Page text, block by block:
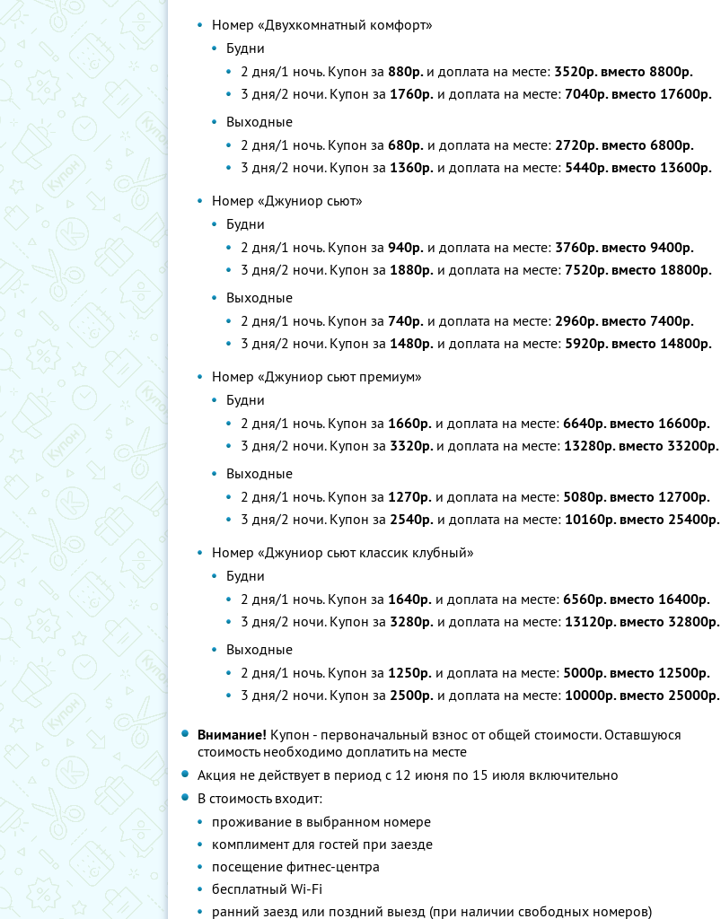
Номер «Двухкомнатный комфорт»
Будни
2 дня/1 ночь. Купон за 880р. и доплата на месте: 3520р. вместо 8800р.
3 дня/2 ночи. Купон за 1760р. и доплата на месте: 7040р. вместо 17600р.
Выходные
2 дня/1 ночь. Купон за 680р. и доплата на месте: 2720р. вместо 6800р.
3 дня/2 ночи. Купон за 1360р. и доплата на месте: 5440р. вместо 13600р.
Номер «Джуниор сьют»
Будни
2 дня/1 ночь. Купон за 940р. и доплата на месте: 3760р. вместо 9400р.
3 дня/2 ночи. Купон за 1880р. и доплата на месте: 7520р. вместо 18800р.
Выходные
2 дня/1 ночь. Купон за 740р. и доплата на месте: 2960р. вместо 7400р.
3 дня/2 ночи. Купон за 1480р. и доплата на месте: 5920р. вместо 14800р.
Номер «Джуниор сьют премиум»
Будни
2 дня/1 ночь. Купон за 1660р. и доплата на месте: 6640р. вместо 16600р.
3 дня/2 ночи. Купон за 3320р. и доплата на месте: 13280р. вместо 33200р.
Выходные
2 дня/1 ночь. Купон за 1270р. и доплата на месте: 5080р. вместо 12700р.
3 дня/2 ночи. Купон за 2540р. и доплата на месте: 10160р. вместо 25400р.
Номер «Джуниор сьют классик клубный»
Будни
2 дня/1 ночь. Купон за 1640р. и доплата на месте: 6560р. вместо 16400р.
3 дня/2 ночи. Купон за 3280р. и доплата на месте: 13120р. вместо 32800р.
Выходные
2 дня/1 ночь. Купон за 1250р. и доплата на месте: 5000р. вместо 12500р.
3 дня/2 ночи. Купон за 2500р. и доплата на месте: 10000р. вместо 25000р.
Внимание! Купон - первоначальный взнос от общей стоимости. Оставшуюся
стоимость необходимо доплатить на месте
Акция не действует в период с 12 июня по 15 июля включительно
В стоимость входит:
проживание в выбранном номере
комплимент для гостей при заезде
посещение фитнес-центра
бесплатный Wi-Fi
ранний заезд или поздний выезд (при наличии свободных номеров)